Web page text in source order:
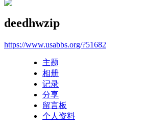
deedhwzip
https://www.usabbs.org/?51682
主题
相册
记录
分享
留言板
个人资料